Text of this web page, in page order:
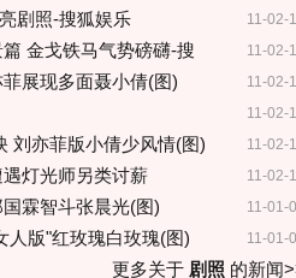
11-02-
剧照-搜狐娱乐
11-02-
金戈铁马气势磅礴-搜
11-02-
菲展现多面聂小倩(图)
11-02-
11-02-
刘亦菲版小倩少风情(图)
11-02-
灯光师另类讨薪
11-01-
国霖智斗张晨光(图)
11-01-
人版"红玫瑰白玫瑰(图)
更多关于 剧照 的新闻